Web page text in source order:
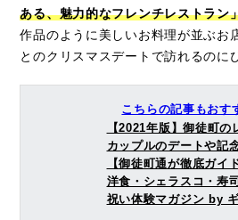
ある、魅力的なフレンチレストラン
作品のように美しいお料理が並ぶお
とのクリスマスデートで訪れるのに
こちらの記事もおす
【2021年版】御徒町の
カップルのデートや記
【御徒町通が徹底ガイ
洋食・シェラスコ・寿
祝い体験マガジン by